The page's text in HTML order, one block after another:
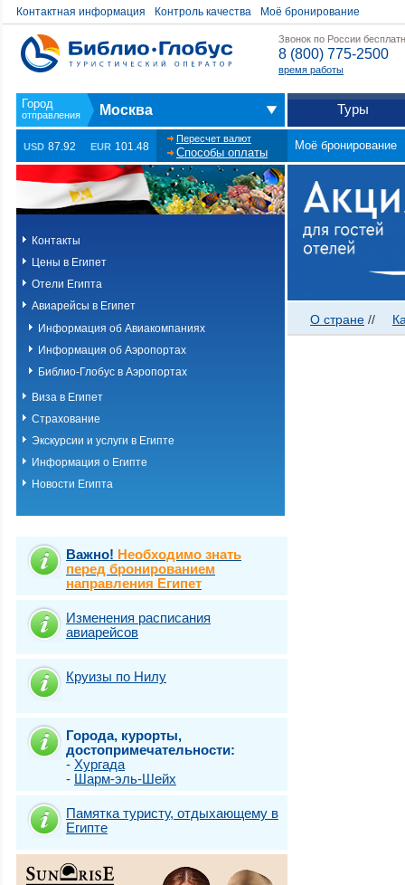
Контактная информация Контроль качества Моё бронирование
Звонок по России
8 (800) 775-2500
время работы
Москва Туры
USD 87.92 EUR 101.48
Пересчет валют
Способы оплаты
Моё бронирование
Контакты
Цены в Египет
Отели Египта
Авиарейсы в Египет
Информация об Авиакомпаниях
Информация об Аэропортах
Библио-Глобус в Аэропортах
Виза в Египет
Страхование
Экскурсии и услуги в Египте
Информация о Египте
Новости Египта
Важно! Необходимо знать
перед бронированием
направления Египет
Изменения расписания
авиарейсов
Круизы по Нилу
Города, курорты,
достопримечательности:
- Хургада
- Шарм-эль-Шейх
Памятка туристу, отдыхающему в
Египте
О стране //